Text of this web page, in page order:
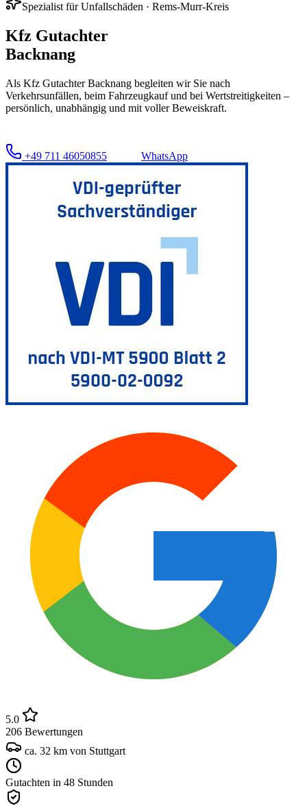
Spezialist für Unfallschäden · Rems-Murr-Kreis
Kfz Gutachter
Backnang
Als Kfz Gutachter Backnang begleiten wir Sie nach
Verkehrsunfällen, beim Fahrzeugkauf und bei Wertstreitigkeiten –
persönlich, unabhängig und mit voller Beweiskraft.
+49 711 46050855 WhatsApp
5.0
206 Bewertungen
ca. 32 km von Stuttgart
Gutachten in 48 Stunden